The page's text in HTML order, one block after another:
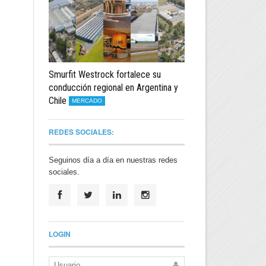
Smurfit Westrock fortalece su
conducción regional en Argentina y
Chile
MERCADO
REDES SOCIALES:
Seguinos día a día en nuestras redes
sociales.
LOGIN